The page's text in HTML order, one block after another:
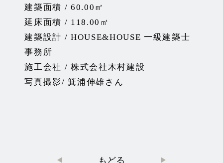
建築面積 / 60.00㎡
延床面積 / 118.00㎡
建築設計 / HOUSE&HOUSE 一級建築士
事務所
施工会社 / 株式会社木村建設
写真撮影/ 箕浦伸雄さん
もどる
投